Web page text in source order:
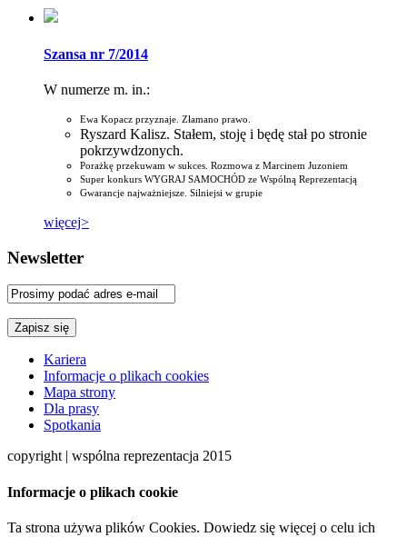
Szansa nr 7/2014
W numerze m. in.:
Ewa Kopacz przyznaje. Złamano prawo.
Ryszard Kalisz. Stałem, stoję i będę stał po stronie
pokrzywdzonych.
Porażkę przekuwam w sukces. Rozmowa z Marcinem Juzoniem
Super konkurs WYGRAJ SAMOCHÓD ze Wspólną Reprezentacją
Gwarancje najważniejsze. Silniejsi w grupie
więcej>
Newsletter
Kariera
Informacje o plikach cookies
Mapa strony
Dla prasy
Spotkania
copyright | wspólna reprezentacja 2015
Informacje o plikach cookie
Ta strona używa plików Cookies. Dowiedz się więcej o celu ich